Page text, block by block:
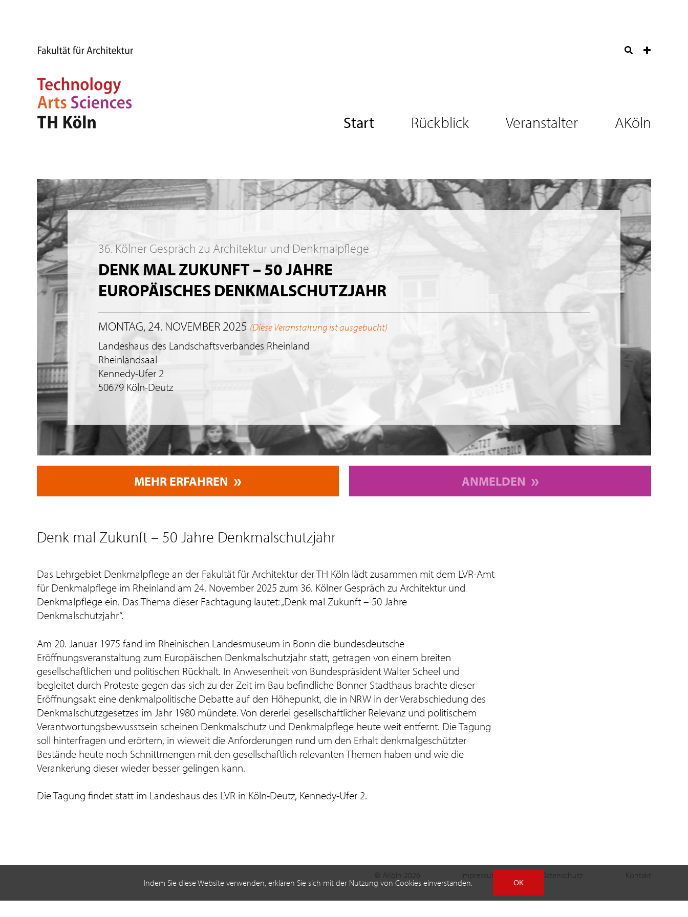
Indem Sie diese Website verwenden, erklären Sie sich mit der Nutzung von Cookies einverstanden. OK
Start Rückblick Veranstalter AKöln
36. Kölner Gespräch zu Architektur und Denkmalpflege
DENK MAL ZUKUNFT – 50 JAHRE
EUROPÄISCHES DENKMALSCHUTZJAHR
MONTAG, 24. NOVEMBER 2025 (Diese Veranstaltung ist ausgebucht)
Landeshaus des Landschaftsverbandes Rheinland
Rheinlandsaal
Kennedy-Ufer 2
50679 Köln-Deutz
MEHR ERFAHREN ANMELDEN
Denk mal Zukunft – 50 Jahre Denkmalschutzjahr
Das Lehrgebiet Denkmalpflege an der Fakultät für Architektur der TH Köln lädt zusammen mit dem LVR-Amt
für Denkmalpflege im Rheinland am 24. November 2025 zum 36. Kölner Gespräch zu Architektur und
Denkmalpflege ein. Das Thema dieser Fachtagung lautet: „Denk mal Zukunft – 50 Jahre
Denkmalschutzjahr“.
Am 20. Januar 1975 fand im Rheinischen Landesmuseum in Bonn die bundesdeutsche
Eröffnungsveranstaltung zum Europäischen Denkmalschutzjahr statt, getragen von einem breiten
gesellschaftlichen und politischen Rückhalt. In Anwesenheit von Bundespräsident Walter Scheel und
begleitet durch Proteste gegen das sich zu der Zeit im Bau befindliche Bonner Stadthaus brachte dieser
Eröffnungsakt eine denkmalpolitische Debatte auf den Höhepunkt, die in NRW in der Verabschiedung des
Denkmalschutzgesetzes im Jahr 1980 mündete. Von dererlei gesellschaftlicher Relevanz und politischem
Verantwortungsbewusstsein scheinen Denkmalschutz und Denkmalpflege heute weit entfernt. Die Tagung
soll hinterfragen und erörtern, in wieweit die Anforderungen rund um den Erhalt denkmalgeschützter
Bestände heute noch Schnittmengen mit den gesellschaftlich relevanten Themen haben und wie die
Verankerung dieser wieder besser gelingen kann.
Die Tagung findet statt im Landeshaus des LVR in Köln-Deutz, Kennedy-Ufer 2.
© AKöln 2026 Impressum Datenschutz Kontakt